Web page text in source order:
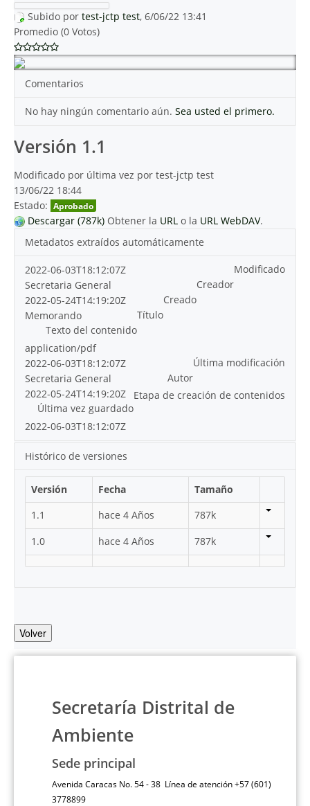
Subido por test-jctp test, 6/06/22 13:41
Promedio (0 Votos)
Comentarios
No hay ningún comentario aún. Sea usted el primero.
Versión 1.1
Modificado por última vez por test-jctp test
13/06/22 18:44
Estado: Aprobado
Descargar (787k) Obtener la URL o la URL WebDAV.
Metadatos extraídos automáticamente
Modificado
2022-06-03T18:12:07Z
Creador
Secretaria General
Creado
2022-05-24T14:19:20Z
Título
Memorando
Texto del contenido
application/pdf
Última modificación
2022-06-03T18:12:07Z
Autor
Secretaria General
Etapa de creación de contenidos
2022-05-24T14:19:20Z
Última vez guardado
2022-06-03T18:12:07Z
Histórico de versiones
Versión Fecha
Tamaño
1.1
hace 4 Años
787k
1.0
hace 4 Años 787k
Volver
Secretaría Distrital de
Ambiente
Sede principal
Avenida Caracas No. 54 - 38 Línea de atención +57 (601)
3778899